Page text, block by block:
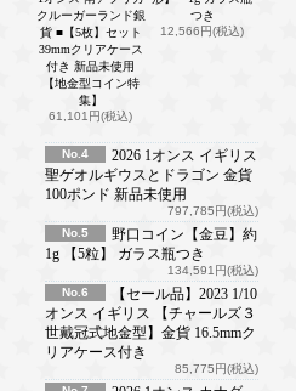
クルーガーランド銀
貨 ■【5枚】セット
39mmクリアケース
付き 新品未使用
【地金型コイン特
集】
61,101円(税込)
つき
12,566円(税込)
No.4
2026 1オンス イギリス
聖ゲオルギウスとドラゴン 金貨
100ポンド 新品未使用
797,785円(税込)
No.5
野口コイン【金豆】約
1g 【5粒】 ガラス瓶つき
134,591円(税込)
No.6
【セール品】2023 1/10
オンス イギリス 【チャールズ３
世戴冠式地金型】金貨 16.5mmク
リアケース付き
85,775円(税込)